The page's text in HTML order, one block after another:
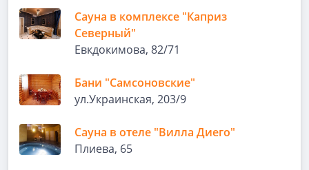
Сауна в комплексе "Каприз
Северный"
Евкдокимова, 82/71
Бани "Самсоновские"
ул.Украинская, 203/9
Сауна в отеле "Вилла Диего"
Плиева, 65